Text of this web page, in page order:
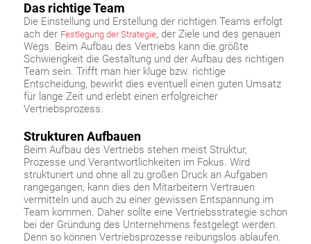
Das richtige Team
Die Einstellung und Erstellung der richtigen Teams erfolgt
ach der Festlegung der Strategie, der Ziele und des genauen
Wegs. Beim Aufbau des Vertriebs kann die größte
Schwierigkeit die Gestaltung und der Aufbau des richtigen
Team sein. Trifft man hier kluge bzw. richtige
Entscheidung, bewirkt dies eventuell einen guten Umsatz
für lange Zeit und erlebt einen erfolgreicher
Vertriebsprozess.
Strukturen Aufbauen
Beim Aufbau des Vertriebs stehen meist Struktur,
Prozesse und Verantwortlichkeiten im Fokus. Wird
strukturiert und ohne all zu großen Druck an Aufgaben
rangegangen, kann dies den Mitarbeitern Vertrauen
vermitteln und auch zu einer gewissen Entspannung im
Team kommen. Daher sollte eine Vertriebsstrategie schon
bei der Gründung des Unternehmens festgelegt werden.
Denn so können Vertriebsprozesse reibungslos ablaufen.